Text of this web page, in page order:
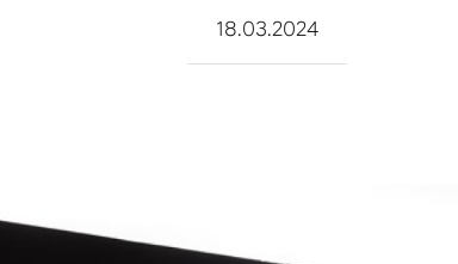
18.03.2024